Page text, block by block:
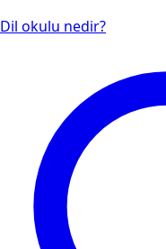
Dil okulu nedir?